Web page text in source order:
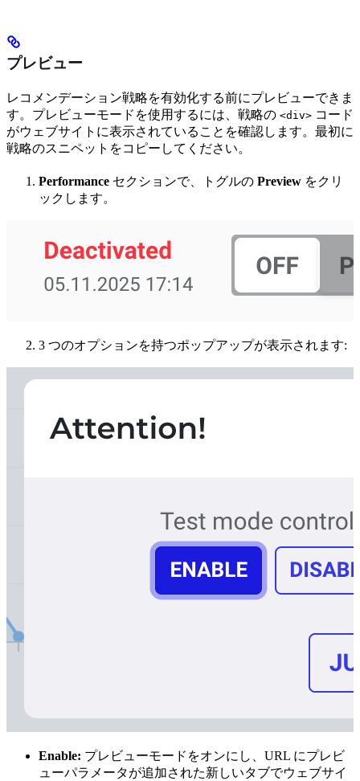
プレビュー
レコメンデーション戦略を有効化する前にプレビューできま
す。プレビューモードを使用するには、戦略の <div> コード
がウェブサイトに表示されていることを確認します。最初に
戦略のスニペットをコピーしてください。
Performance セクションで、トグルの Preview をクリ
ックします。
3 つのオプションを持つポップアップが表示されます:
Enable: プレビューモードをオンにし、URL にプレビ
ューパラメータが追加された新しいタブでウェブサイ